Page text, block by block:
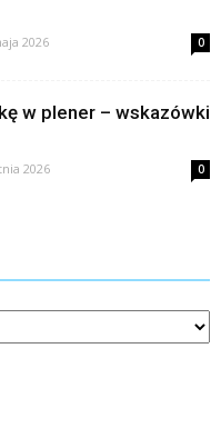
2026 0
w plener – wskazówki
2026 0